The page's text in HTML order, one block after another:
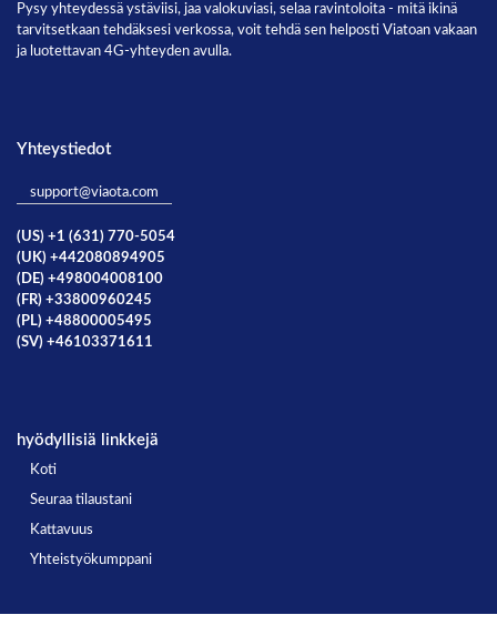
Pysy yhteydessä ystäviisi, jaa valokuviasi, selaa ravintoloita - mitä ikinä
tarvitsetkaan tehdäksesi verkossa, voit tehdä sen helposti Viatoan vakaan
ja luotettavan 4G-yhteyden avulla.
Yhteystiedot
support@viaota.com
(US) +1 (631) 770-5054
(UK) +442080894905
(DE) +498004008100
(FR) +33800960245
(PL) +48800005495
(SV) +46103371611
hyödyllisiä linkkejä
Koti
Seuraa tilaustani
Kattavuus
Yhteistyökumppani